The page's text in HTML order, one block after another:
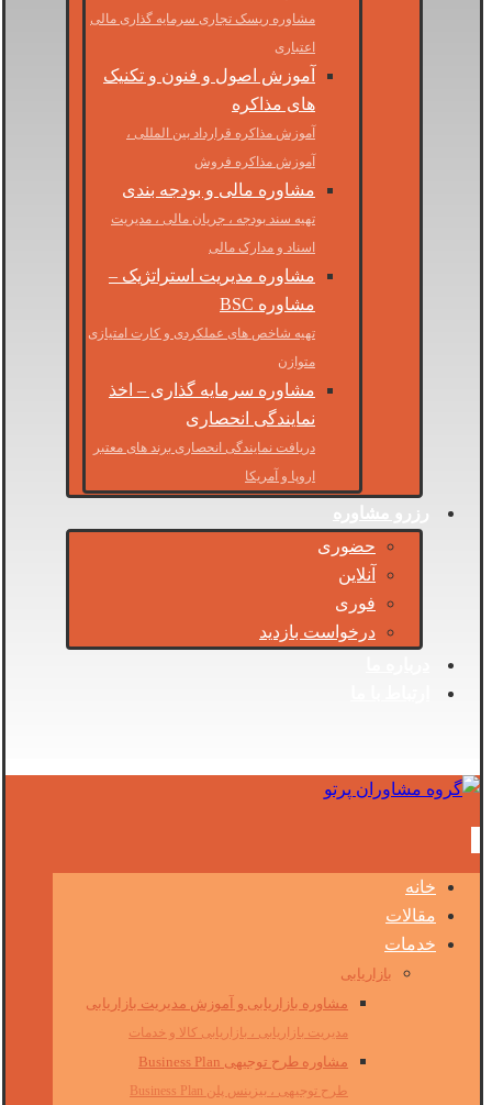
مشاوره ریسک تجاری سرمایه گذاری مالی
اعتباری
آموزش اصول و فنون و تکنیک
های مذاکره
آموزش مذاکره قرارداد بین المللی ،
آموزش مذاکره فروش
مشاوره مالی و بودجه بندی
تهیه سند بودجه ، جریان مالی ، مدیریت
اسناد و مدارک مالی
مشاوره مدیریت استراتژیک –
مشاوره BSC
تهیه شاخص های عملکردی و کارت امتیازی
متوازن
مشاوره سرمایه گذاری – اخذ
نمایندگی انحصاری
دریافت نمایندگی انحصاری برند های معتبر
اروپا و آمریکا
رزرو مشاوره
حضوری
آنلاین
فوری
درخواست بازدید
خانه
مقالات
خدمات
بازاریابی
مشاوره بازاریابی و آموزش مدیریت بازاریابی
مدیریت بازاریابی ، بازاریابی کالا و خدمات
مشاوره طرح توجیهی Business Plan
طرح توجیهی ، بیزینس پلن Business Plan